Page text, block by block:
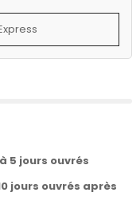
5 jours ouvrés
jours ouvrés après